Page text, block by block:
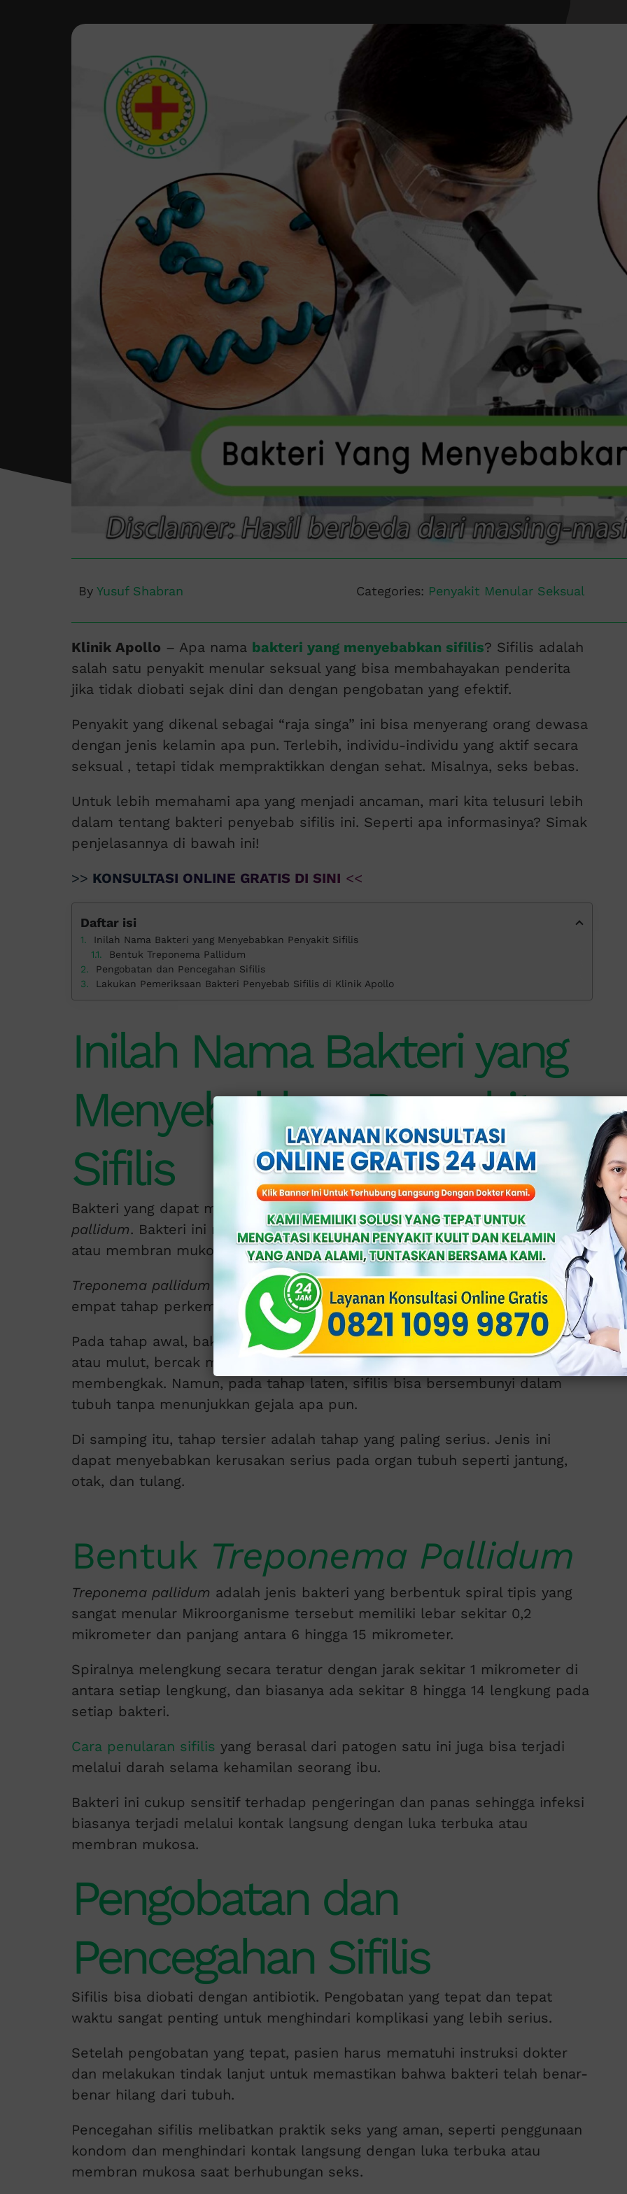
By Yusuf Shabran Categories: Penyakit Menular Seksual
Klinik Apollo – Apa nama bakteri yang menyebabkan sifilis? Sifilis adalah
salah satu penyakit menular seksual yang bisa membahayakan penderita
jika tidak diobati sejak dini dan dengan pengobatan yang efektif.
Penyakit yang dikenal sebagai “raja singa” ini bisa menyerang orang dewasa
dengan jenis kelamin apa pun. Terlebih, individu-individu yang aktif secara
seksual , tetapi tidak mempraktikkan dengan sehat. Misalnya, seks bebas.
Untuk lebih memahami apa yang menjadi ancaman, mari kita telusuri lebih
dalam tentang bakteri penyebab sifilis ini. Seperti apa informasinya? Simak
penjelasannya di bawah ini!
>> KONSULTASI ONLINE GRATIS DI SINI <<
Daftar isi
Inilah Nama Bakteri yang Menyebabkan Penyakit Sifilis
Bentuk Treponema Pallidum
Pengobatan dan Pencegahan Sifilis
Lakukan Pemeriksaan Bakteri Penyebab Sifilis di Klinik Apollo
Inilah Nama Bakteri yang
Menyebabkan Penyakit
Sifilis
Bakteri yang dapat menyebabkan penyakit sifilis adalahTreponema
pallidum. Bakteri ini menular melalui sentuhan secara langsung dengan luka
atau membran mukosa saat hubungan intim berlangsung.
Treponema pallidum dapat menciptakan penyakit sifilis yang mana memiliki
empat tahap perkembangan, yaitu primer, sekunder, laten, dan tersier.
Pada tahap awal, bakteri ini dapat menimbulkan sariawan di alat kelamin
atau mulut, bercak merah pada kulit, dan kelenjar getah bening yang
membengkak. Namun, pada tahap laten, sifilis bisa bersembunyi dalam
tubuh tanpa menunjukkan gejala apa pun.
Di samping itu, tahap tersier adalah tahap yang paling serius. Jenis ini
dapat menyebabkan kerusakan serius pada organ tubuh seperti jantung,
otak, dan tulang.
Bentuk Treponema Pallidum
Treponema pallidum adalah jenis bakteri yang berbentuk spiral tipis yang
sangat menular Mikroorganisme tersebut memiliki lebar sekitar 0,2
mikrometer dan panjang antara 6 hingga 15 mikrometer.
Spiralnya melengkung secara teratur dengan jarak sekitar 1 mikrometer di
antara setiap lengkung, dan biasanya ada sekitar 8 hingga 14 lengkung pada
setiap bakteri.
Cara penularan sifilis yang berasal dari patogen satu ini juga bisa terjadi
melalui darah selama kehamilan seorang ibu.
Bakteri ini cukup sensitif terhadap pengeringan dan panas sehingga infeksi
biasanya terjadi melalui kontak langsung dengan luka terbuka atau
membran mukosa.
Pengobatan dan
Pencegahan Sifilis
Sifilis bisa diobati dengan antibiotik. Pengobatan yang tepat dan tepat
waktu sangat penting untuk menghindari komplikasi yang lebih serius.
Setelah pengobatan yang tepat, pasien harus mematuhi instruksi dokter
dan melakukan tindak lanjut untuk memastikan bahwa bakteri telah benar-
benar hilang dari tubuh.
Pencegahan sifilis melibatkan praktik seks yang aman, seperti penggunaan
kondom dan menghindari kontak langsung dengan luka terbuka atau
membran mukosa saat berhubungan seks.